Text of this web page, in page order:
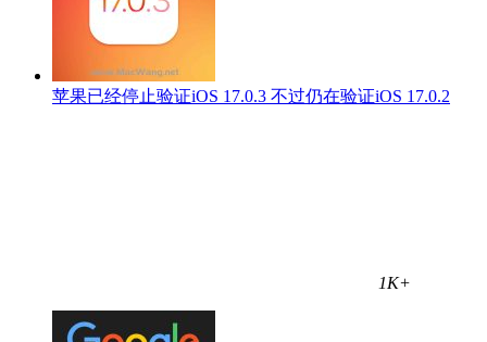
苹果已经停止验证iOS 17.0.3 不过仍在验证iOS 17.0.2
1K+